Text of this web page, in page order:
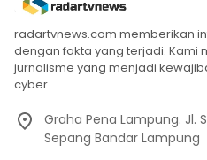
radartvnews.com memberikan
dengan fakta yang terjadi. Kami
jurnalisme yang menjadi
cyber.
Graha Pena Lampung. Jl.
Sepang Bandar Lampung